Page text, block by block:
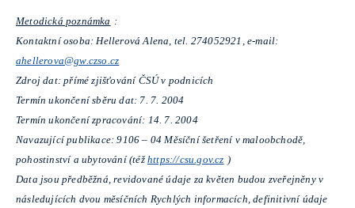
Metodická poznámka :
Kontaktní osoba: Hellerová Alena, tel. 274052921, e-mail:
ahellerova@gw.czso.cz
Zdroj dat: přímé zjišťování ČSÚ v podnicích
Termín ukončení sběru dat: 7. 7. 2004
Termín ukončení zpracování: 14. 7. 2004
Navazující publikace: 9106 – 04 Měsíční šetření v maloobchodě,
pohostinství a ubytování (též https://csu.gov.cz )
Data jsou předběžná, revidované údaje za květen budou zveřejněny v
následujících dvou měsíčních Rychlých informacích, definitivní údaje